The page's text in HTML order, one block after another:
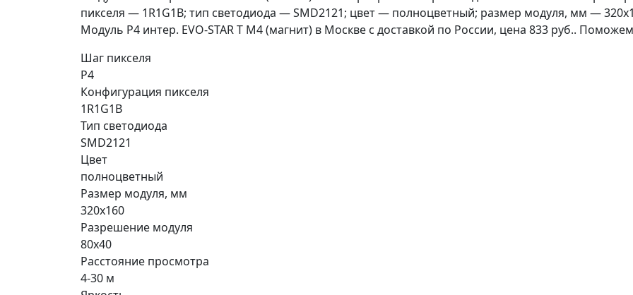
пикселя — 1R1G1B; тип светодиода — SMD2121; цвет — полноцветный; размер модуля, мм —
Модуль P4 интер. EVO-STAR T M4 (магнит) в Москве с доставкой по России, цена 833 руб..
Шаг пикселя
P4
Конфигурация пикселя
1R1G1B
Тип светодиода
SMD2121
Цвет
полноцветный
Размер модуля, мм
320x160
Разрешение модуля
80x40
Расстояние просмотра
4-30 м